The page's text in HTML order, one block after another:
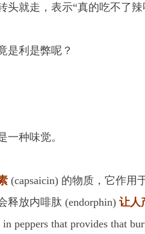
头就走，表示“真的吃不了
是利是弊呢？
一种味觉。
(capsaicin) 的物质，它作
释放内啡肽 (endorphin) 让人
peppers that provides that